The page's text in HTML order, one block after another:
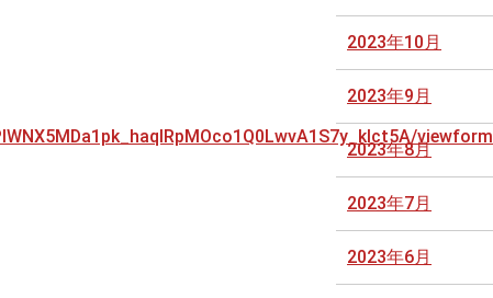
viewform
2023年10月
2023年9月
2023年8月
2023年7月
2023年6月